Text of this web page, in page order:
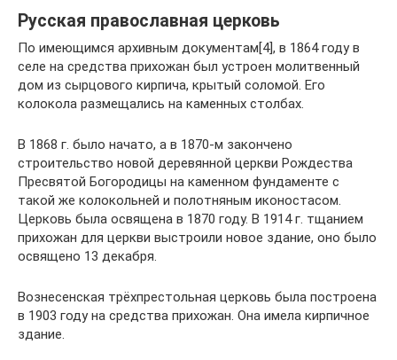
Русская православная церковь
По имеющимся архивным документам[4], в 1864 году в
селе на средства прихожан был устроен молитвенный
дом из сырцового кирпича, крытый соломой. Его
колокола размещались на каменных столбах.
В 1868 г. было начато, а в 1870-м закончено
строительство новой деревянной церкви Рождества
Пресвятой Богородицы на каменном фундаменте с
такой же колокольней и полотняным иконостасом.
Церковь была освящена в 1870 году. В 1914 г. тщанием
прихожан для церкви выстроили новое здание, оно было
освящено 13 декабря.
Вознесенская трёхпрестольная церковь была построена
в 1903 году на средства прихожан. Она имела кирпичное
здание.